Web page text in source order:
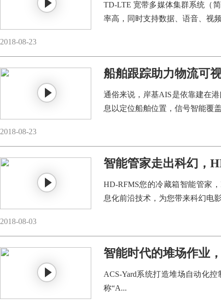
2018-08-23
TD-LTE 宽带多媒体集群系统（
率高，同时支持数据、语音、视
2018-08-23
船舶跟踪助力物流可
通俗来说，岸基AIS是依靠建在
息以定位船舶位置，信号智能覆
2018-08-03
智能管家走出科幻，
HD-RFMS您的冷藏箱智能管家
息化前沿技术，为您带来科幻电
智能时代的堆场作业
ACS-Yard系统打造堆场自动化控
称“A...